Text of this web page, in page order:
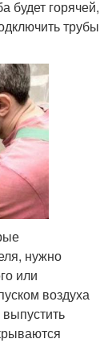
будет горячей,
трубы
нужно
или
воздуха